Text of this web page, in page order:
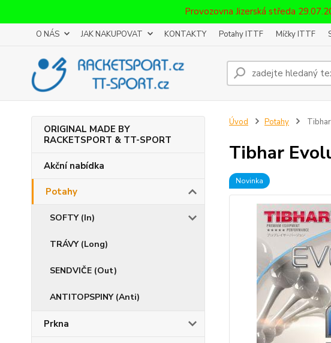
Provozovna Jizerská středa
O NÁS JAK NAKUPOVAT KONTAKTY Potahy ITTF Míčky ITTF
ORIGINAL MADE BY
RACKETSPORT & TT-SPORT
Akční nabídka
Potahy
SOFTY (In)
TRÁVY (Long)
SENDVIČE (Out)
ANTITOPSPINY (Anti)
Prkna
Úvod Potahy
Tibhar
Novinka